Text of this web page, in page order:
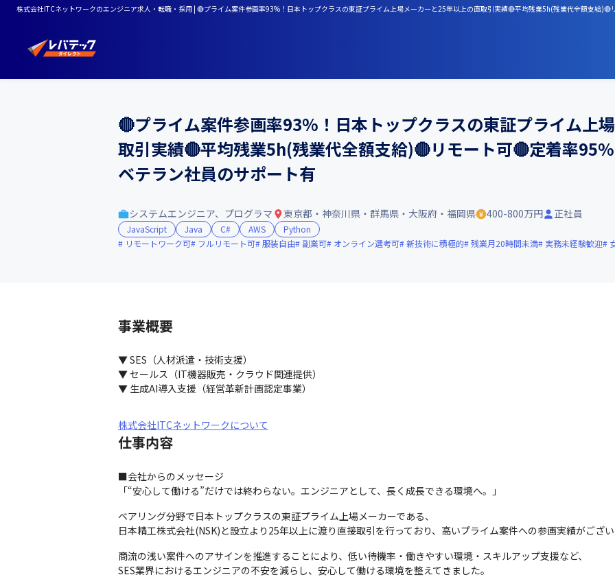
株式会社ITCネットワークのエンジニア求人・転職・採用 | 🔴プライム案件参画率93%！日本トップクラスの東証プライム上場メーカーと25年以上の直取引実績🔴平均残業5h(残業代全額支給
🔴プライム案件参画率93%！日本トップクラスの東証プライム上
取引実績🔴平均残業5h(残業代全額支給)🔴リモート可🔴定着率
ベテラン社員のサポート有
システムエンジニア、プログラマ 東京都・神奈川県・群馬県・大阪府・福岡県 400-800万円 正社員
JavaScript Java C# AWS
Python
リモートワーク可
フルリモート可 服装自由 副業可 オンライン選考可 新技術に積極的 残業月20時間未満 実務未経験歓迎
事業概要
▼ SES（人材派遣・技術支援）
▼ セールス（IT機器販売・クラウド関連提供）
▼ 生成AI導入支援（経営革新計画認定事業）
株式会社ITCネットワークについて
仕事内容
■会社からのメッセージ
「“安心して働ける”だけでは終わらない。エンジニアとして、長く成長できる環境へ。」
ベアリング分野で日本トップクラスの東証プライム上場メーカーである、
日本精工株式会社(NSK)と設立より25年以上に渡り直接取引を行っており、高いプライム案件への参画実績がござ
商流の浅い案件へのアサインを推進することにより、低い待機率・働きやすい環境・スキルアップ支援など、
SES業界におけるエンジニアの不安を減らし、安心して働ける環境を整えてきました。